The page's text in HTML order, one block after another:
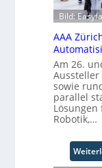
Bild:
AAA
Am 26.
sowie
parallel
Robotik,…